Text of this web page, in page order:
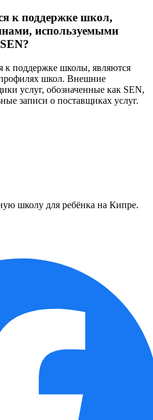
к поддержке школ,
используемыми
к поддержке школы, являются
школ. Внешние
услуг, обозначенные как SEN,
записи о поставщиках услуг.
школу для ребёнка на Кипре.